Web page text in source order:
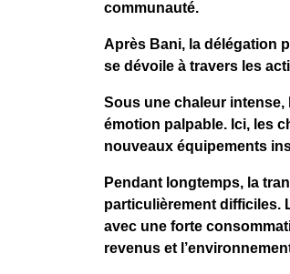
communauté.
Après Bani, la délégation
se dévoile à travers les
Sous une chaleur intense,
émotion palpable. Ici, les
nouveaux équipements
Pendant longtemps, la
particulièrement difficiles.
avec une forte
revenus et